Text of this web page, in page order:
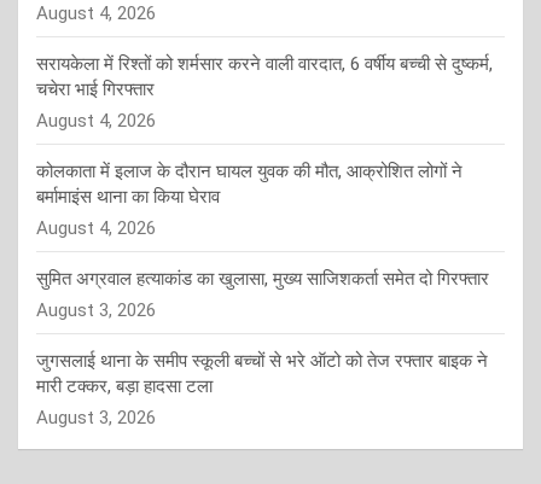
August 4, 2026
सरायकेला में रिश्तों को शर्मसार करने वाली वारदात, 6 वर्षीय बच्ची से दुष्कर्म,
चचेरा भाई गिरफ्तार
August 4, 2026
कोलकाता में इलाज के दौरान घायल युवक की मौत, आक्रोशित लोगों ने
बर्मामाइंस थाना का किया घेराव
August 4, 2026
सुमित अग्रवाल हत्याकांड का खुलासा, मुख्य साजिशकर्ता समेत दो गिरफ्तार
August 3, 2026
जुगसलाई थाना के समीप स्कूली बच्चों से भरे ऑटो को तेज रफ्तार बाइक ने
मारी टक्कर, बड़ा हादसा टला
August 3, 2026